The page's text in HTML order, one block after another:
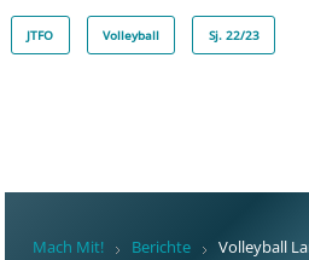
JTFO Volleyball Sj. 22/23
Mach Mit! Berichte Volleyball